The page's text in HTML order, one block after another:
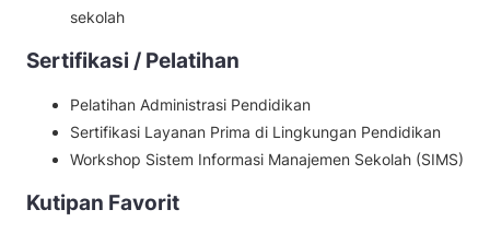
sekolah
Sertifikasi / Pelatihan
Pelatihan Administrasi Pendidikan
Sertifikasi Layanan Prima di Lingkungan Pendidikan
Workshop Sistem Informasi Manajemen Sekolah (SIMS)
Kutipan Favorit